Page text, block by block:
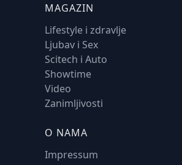
MAGAZIN
Lifestyle i zdravlje
Ljubav i Sex
Scitech i Auto
Showtime
Video
Zanimljivosti
O NAMA
Impressum